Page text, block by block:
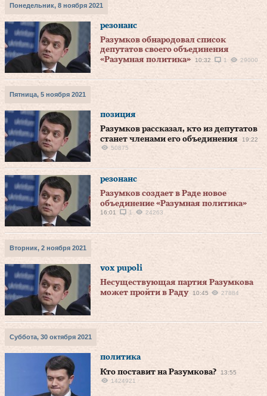
Понедельник, 8 ноября 2021
резонанс
Разумков обнародовал список
депутатов своего объединения
«Разумная политика»
10:32 1 29000
Пятница, 5 ноября 2021
позиция
Разумков рассказал, кто из депутатов
станет членами его объединения
19:22
50875
резонанс
Разумков создает в Раде новое
объединение «Разумная политика»
16:01 1 24263
Вторник, 2 ноября 2021
vox pupoli
Несуществующая партия Разумкова
может пройти в Раду
10:45 27884
Суббота, 30 октября 2021
политика
Кто поставит на Разумкова?
13:55
1424921